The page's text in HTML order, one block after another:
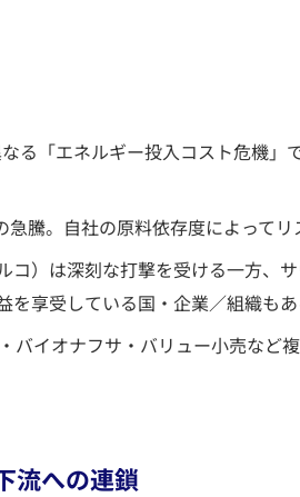
る「エネルギー投入コスト危機」
騰。自社の原料依存度によって
コ）は深刻な打撃を受ける一方、
享受している国・企業／組織もあ
バイオナフサ・バリュー小売など
流への連鎖